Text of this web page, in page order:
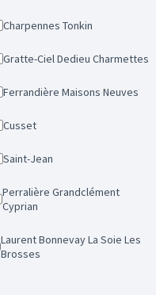
Charpennes Tonkin
Gratte-Ciel Dedieu Charmettes
Ferrandière Maisons Neuves
Cusset
Saint-Jean
Perralière Grandclément
Cyprian
Laurent Bonnevay La Soie Les
Brosses